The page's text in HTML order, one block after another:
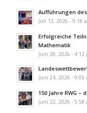
Aufführungen des
Juli 13, 2026 - 9:18
Erfolgreiche
Mathematik
Juni 28, 2026 - 4:12
Juni 24, 2026 - 9:05
150 Jahre RWG –
Juni 22, 2026 - 5:58